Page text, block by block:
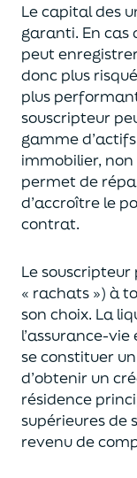
Le capital des
garanti. En cas
peut
donc plus
plus
souscripteur
gamme
immobilier,
permet de
d’accroître le
contrat.
Le
« rachats ») à
son choix. La
l’assurance-
se constituer
d’obtenir un
résidence
supérieures de
revenu de